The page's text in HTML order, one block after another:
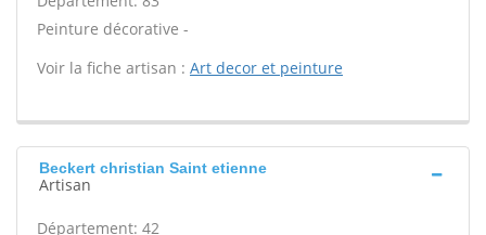
Peinture décorative -
Voir la fiche artisan : Art decor et peinture
Beckert christian Saint etienne
Artisan
Département: 42